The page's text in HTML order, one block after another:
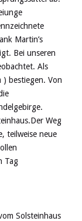
Martin’s
Bei unseren
Als
) bestiegen. Von
Weg
teilweise neue
Tag
Solsteinhaus